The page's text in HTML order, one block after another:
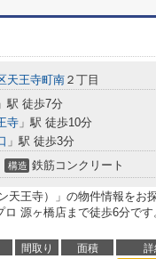
天王寺町南 ２丁目
」駅 徒歩7分
寺 」駅 徒歩10分
」駅 徒歩3分
構造 鉄筋コンクリート
天王寺）」の物件情報をお
ロ 源ヶ橋店まで徒歩6分で
間取り 面積 詳